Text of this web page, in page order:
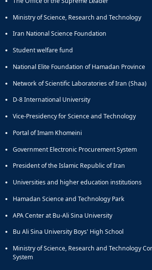
Ministry of Science, Research and Technology
Iran National Science Foundation
Student welfare fund
National Elite Foundation of Hamadan Province
Network of Scientific Laboratories of Iran (Shaa)
D-8 International University
Vice-Presidency for Science and Technology
Portal of Imam Khomeini
Government Electronic Procurement System
President of the Islamic Republic of Iran
Universities and higher education institutions
Hamadan Science and Technology Park
APA Center at Bu-Ali Sina University
Bu Ali Sina University Boys' High School
Ministry of Science, Research and Technology
System